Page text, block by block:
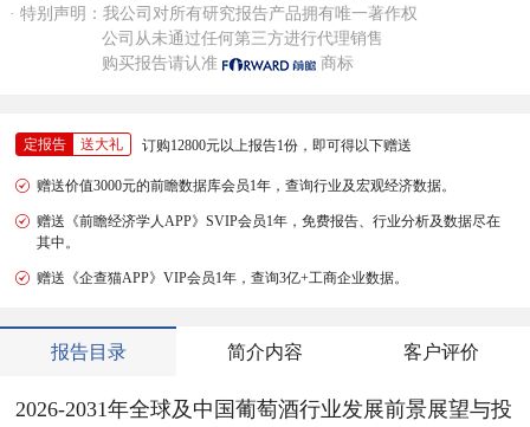
· 特别声明：我公司对所有研究报告产品拥有唯一著作权
公司从未通过任何第三方进行代理销售
购买报告请认准
商标
定报告 送大礼 订购12800元以上报告1份，即可得以下赠送
赠送价值3000元的前瞻数据库会员1年，查询行业及宏观经济数据。
赠送《前瞻经济学人APP》SVIP会员1年，免费报告、行业分析及数据尽在
其中。
赠送《企查猫APP》VIP会员1年，查询3亿+工商企业数据。
报告目录 简介内容 客户评价
2026-2031年全球及中国葡萄酒行业发展前景展望与投